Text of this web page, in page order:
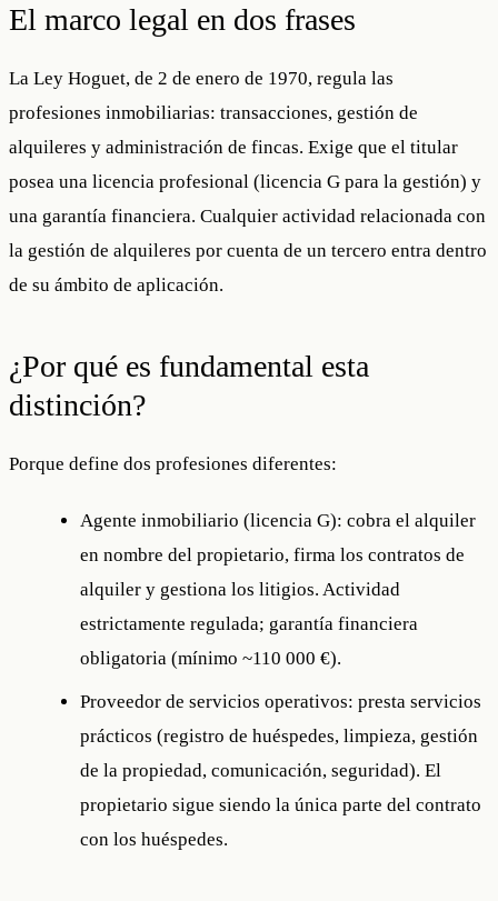
El marco legal en dos frases
La Ley Hoguet, de 2 de enero de 1970, regula las
profesiones inmobiliarias: transacciones, gestión de
alquileres y administración de fincas. Exige que el titular
posea una licencia profesional (licencia G para la gestión) y
una garantía financiera. Cualquier actividad relacionada con
la gestión de alquileres por cuenta de un tercero entra dentro
de su ámbito de aplicación.
¿Por qué es fundamental esta
distinción?
Porque define dos profesiones diferentes:
Agente inmobiliario (licencia G): cobra el alquiler
en nombre del propietario, firma los contratos de
alquiler y gestiona los litigios. Actividad
estrictamente regulada; garantía financiera
obligatoria (mínimo ~110 000 €).
Proveedor de servicios operativos: presta servicios
prácticos (registro de huéspedes, limpieza, gestión
de la propiedad, comunicación, seguridad). El
propietario sigue siendo la única parte del contrato
con los huéspedes.